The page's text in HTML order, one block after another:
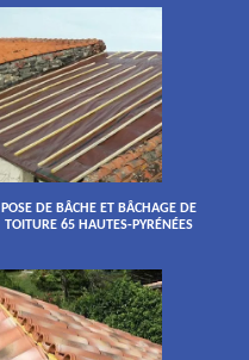
POSE DE BÂCHE ET BÂCHAGE DE
TOITURE 65 HAUTES-PYRÉNÉES